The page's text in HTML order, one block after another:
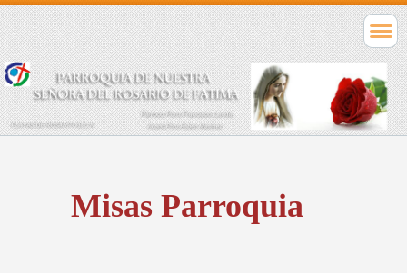
Misas Parroquia